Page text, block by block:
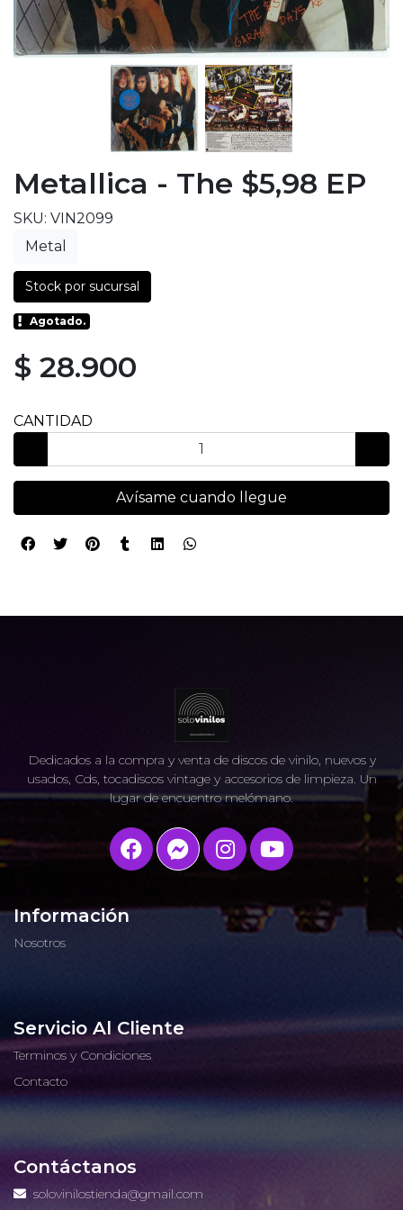
Metallica - The $5,98 EP
SKU: VIN2099
Metal
Stock por sucursal
Agotado.
$ 28.900
CANTIDAD
Avísame cuando llegue
Dedicados a la compra y venta de discos de vinilo, nuevos y
usados, Cds, tocadiscos vintage y accesorios de limpieza. Un
lugar de encuentro melómano.
Información
Nosotros
Servicio Al Cliente
Terminos y Condiciones
Contacto
Contáctanos
solovinilostienda@gmail.com